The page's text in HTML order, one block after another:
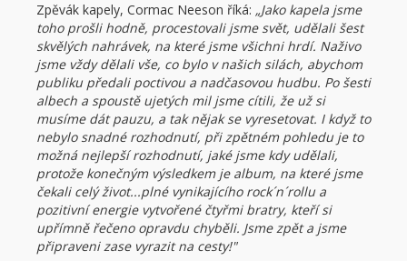
Zpěvák kapely, Cormac Neeson říká: „Jako kapela jsme
toho prošli hodně, procestovali jsme svět, udělali šest
skvělých nahrávek, na které jsme všichni hrdí. Naživo
jsme vždy dělali vše, co bylo v našich silách, abychom
publiku předali poctivou a nadčasovou hudbu. Po šesti
albech a spoustě ujetých mil jsme cítili, že už si
musíme dát pauzu, a tak nějak se vyresetovat. I když to
nebylo snadné rozhodnutí, při zpětném pohledu je to
možná nejlepší rozhodnutí, jaké jsme kdy udělali,
protože konečným výsledkem je album, na které jsme
čekali celý život...plné vynikajícího rock´n´rollu a
pozitivní energie vytvořené čtyřmi bratry, kteří si
upřímně řečeno opravdu chyběli. Jsme zpět a jsme
připraveni zase vyrazit na cesty!"